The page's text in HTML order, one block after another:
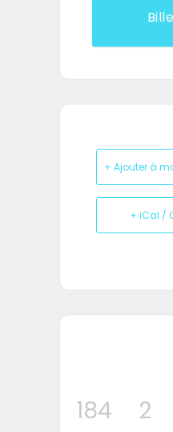
+ Ajouter à
+ iCal /
184 2